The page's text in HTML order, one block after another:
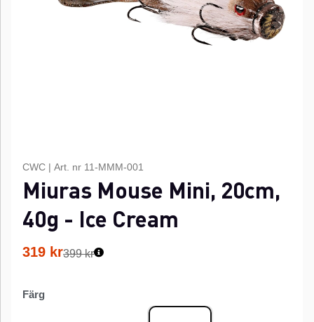
CWC | Art. nr 11-MMM-001
Miuras Mouse Mini, 20cm,
40g - Ice Cream
319 kr399 kr
Färg